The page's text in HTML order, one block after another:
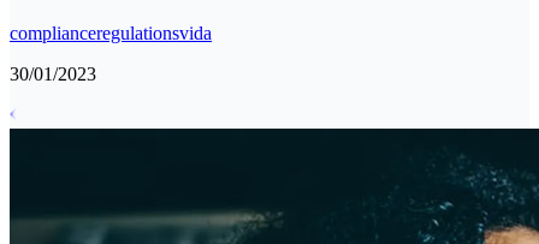
complianceregulationsvida
30/01/2023